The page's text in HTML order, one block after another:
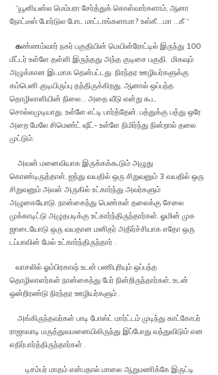
“யூனியன்ல மெம்பரா சேர்த்துக் கொள்வார்களாம், ஆனா
நோட்டீஸ் போர்டுல போட மாட்டாங்களாமா? உஸ்கீ….மா …கீ “
கண்ணம்வார் நகர் பகுதியின் மெயின்ரோட்டில் இருந்து 100
மீட்டர் உள்ளே தள்ளி இருந்தது அந்த குடிசை பகுதி. மிகவும்
அழுக்கான இடமாக தென்பட்டது. நிரந்தர ஊழியர்களுக்கு
கம்பெனி குடியிருப்பு தந்திருக்கிறது. ஆனால் ஒப்பந்த
தொழிலாளியின் நிலை… அதை வீடு என்று கூட
சொல்லமுடியாது. உள்ளே எட்டி பார்த்தேன். பத்துக்கு பத்து ஒரே
அறை மேலே சிமெண்ட் ஷீட்- உள்ளே நிமிர்ந்து நின்றால் தலை
முட்டும்.
அவன் மனைவியாக இருக்கக்கூடும் அழுது
கொண்டிருத்தாள், ஐந்து வயதில் ஒரு சிறுவனும் 3 வயதில் ஒரு
சிறுவனும் அவள் அருகில் உட்கார்ந்து அவர்களும்
அழுகையோடு. நான்கைந்து பெண்கள் தலைக்கு சேலை
முக்காடிட்டு அழுதபடிக்கு உட்கார்ந்திருந்தார்கள். ஓமின் முக
ஜாடையோடு ஒரு வயதான மனிதர் அதிர்ச்சியாக எதோ ஒரு
டப்பாவின் மேல் உட்கார்ந்திருந்தார் .
வாசலில் ஓம்பிரகாஷ் உடன் பணிபுரியும் ஒப்பந்த
தொழிலாளர்கள் நான்கைந்து பேர் நின்றிருந்தார்கள், உடன்
ஒன்றிரண்டு நிரந்தர ஊழியர்களும் .
அங்கிருந்தவர்கள் பாடி போஸ்ட் மார்ட்டம் முடிந்து காட்கோபர்
ராஜாவாடி மருத்துவமனையிலிருந்து இப்போது வந்துவிடும் என
எதிர்பார்த்திருந்தார்கள் .
டிசம்பர் மாதம் என்பதால் மாலை ஆறுமணிக்கே இருட்டி